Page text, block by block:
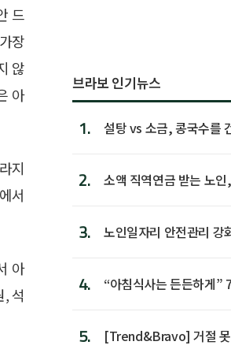
드
장
않
아
지
서
아
석
브라보 인기뉴스
1. 설탕 vs 소금, 콩국수를
2.
소액 직역연금 받는 노
3.
노인일자리 안전관리
4.
“아침식사는 든든하게”
5.
[Trend&Bravo] 거절 못